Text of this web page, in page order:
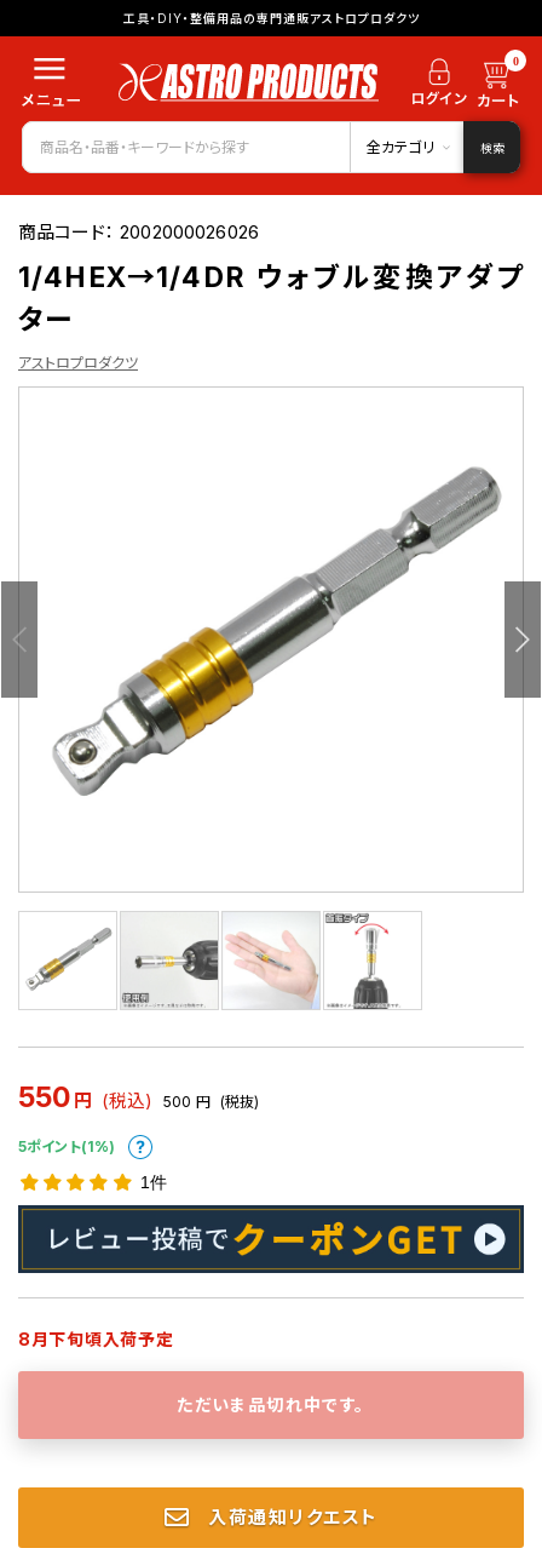
工具・DIY・整備用品の専門通販アストロプロダクツ
0
全カテゴリ 検索
商品コード：2002000026026
1/4HEX→1/4DR ウォブル変換アダプ
ター
アストロプロダクツ
550 円 (税込) 500 円 (税抜)
5ポイント(1%)
1件
8月下旬頃入荷予定
ただいま品切れ中です。
入荷通知リクエスト